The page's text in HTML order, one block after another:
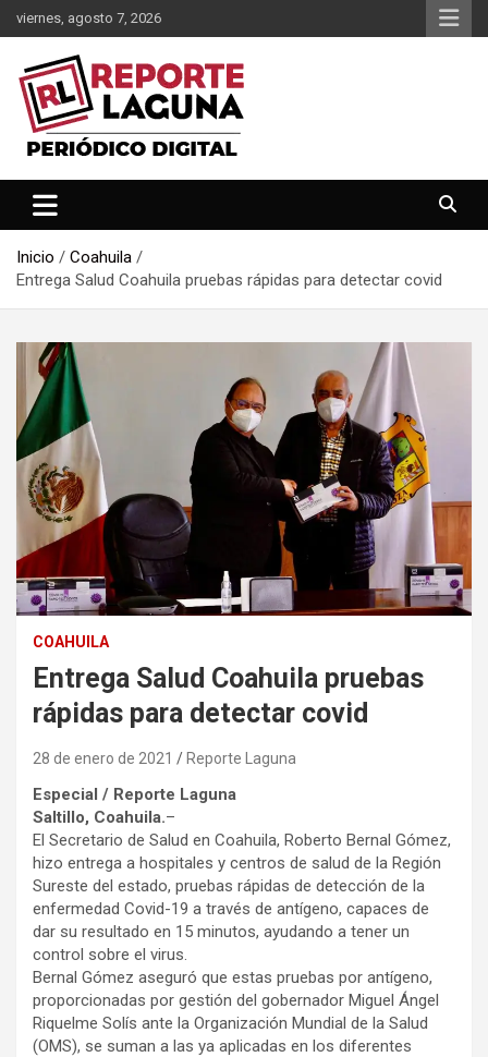
Saltar
al
contenido
viernes, agosto 7, 2026
Reporte Laguna
Inicio
Coahuila
Entrega Salud Coahuila pruebas rápidas para detectar covid
COAHUILA
Entrega Salud Coahuila pruebas
rápidas para detectar covid
28 de enero de 2021 Reporte Laguna
Especial / Reporte Laguna
Saltillo, Coahuila.–
El Secretario de Salud en Coahuila, Roberto Bernal Gómez,
hizo entrega a hospitales y centros de salud de la Región
Sureste del estado, pruebas rápidas de detección de la
enfermedad Covid-19 a través de antígeno, capaces de
dar su resultado en 15 minutos, ayudando a tener un
control sobre el virus.
Bernal Gómez aseguró que estas pruebas por antígeno,
proporcionadas por gestión del gobernador Miguel Ángel
Riquelme Solís ante la Organización Mundial de la Salud
(OMS), se suman a las ya aplicadas en los diferentes